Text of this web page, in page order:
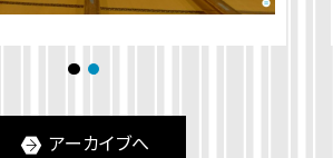
1 2
アーカイブへ